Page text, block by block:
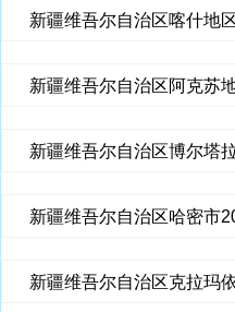
新疆维吾尔自治区喀什地
新疆维吾尔自治区阿克苏
新疆维吾尔自治区博尔塔
新疆维吾尔自治区哈密市
新疆维吾尔自治区克拉玛